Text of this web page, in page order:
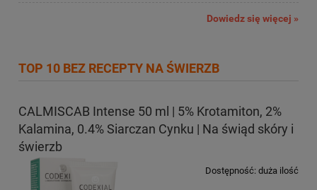
Dowiedz się więcej »
TOP 10 BEZ RECEPTY NA ŚWIERZB
CALMISCAB Intense 50 ml | 5% Krotamiton, 2%
Kalamina, 0.4% Siarczan Cynku | Na świąd skóry i
świerzb
Dostępność: duża ilość